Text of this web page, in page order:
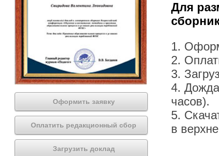
Оформить заявку
Оплатить редакционный сбор
Загрузить доклад
Для
1.
2.
3.
4.
часов).
5.
в